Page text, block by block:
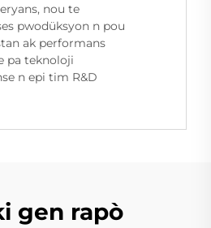
nou te
pwodüksyon n pou
ak performans
pa teknoloji
n epi tim R&D
gen rapò